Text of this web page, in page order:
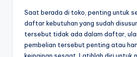
Saat berada di toko, penting untuk
daftar kebutuhan yang sudah
tersebut tidak ada dalam daftar,
pembelian tersebut penting atau
keinginan sesaat. Latihlah diri untuk